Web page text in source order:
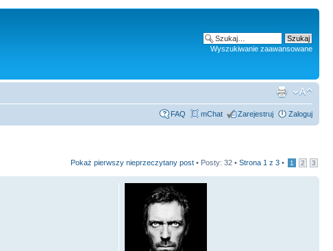
Wyszukiwanie zaawansowane
FAQ mChat Zarejestruj Zaloguj
Pokaż pierwszy nieprzeczytany post • Posty: 32 • Strona 1 z 3 • 1 2 3